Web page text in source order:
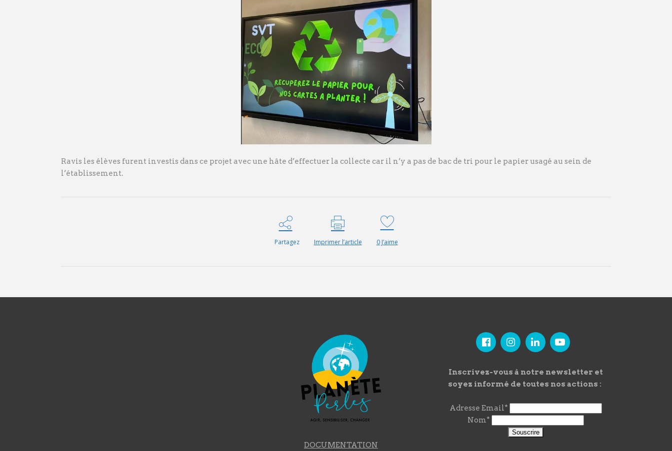
Ravis les élèves furent investis dans ce projet avec une hâte d’effectuer la collecte car il n’y a pas de bac de tri pour le papier usagé au sein de
l’établissement.
Partagez Imprimer l’article 0J’aime
DOCUMENTATION
Inscrivez-vous à notre newsletter et
soyez informé de toutes nos actions :
Adresse Email*
Nom*